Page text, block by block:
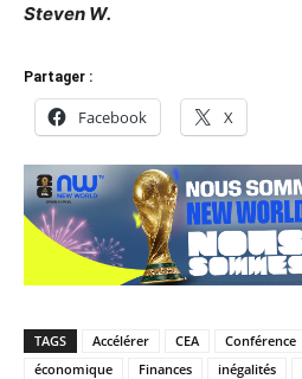
Steven W.
Partager :
Facebook X
TAGS Accélérer CEA Conférence
économique
Finances inégalités